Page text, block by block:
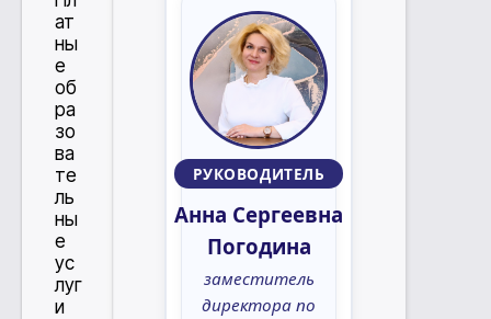
ат
ны
е
об
ра
зо
ва
те
ль
ны
е
ус
луг
и
РУКОВОДИТЕЛЬ
Анна Сергеевна
Погодина
заместитель
директора по